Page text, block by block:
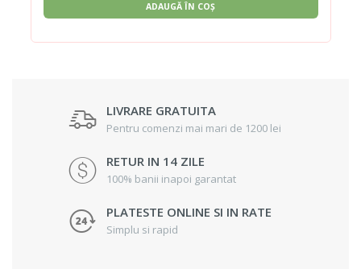
ADAUGĂ ÎN COȘ
LIVRARE GRATUITA
Pentru comenzi mai mari de 1200 lei
RETUR IN 14 ZILE
100% banii inapoi garantat
PLATESTE ONLINE SI IN RATE
Simplu si rapid